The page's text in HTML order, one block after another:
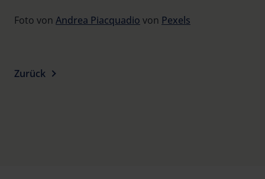
Foto von Andrea Piacquadio von Pexels
Zurück